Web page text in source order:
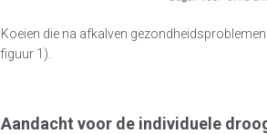
Koeien die na afkalven
figuur 1).
Aandacht voor de individuele